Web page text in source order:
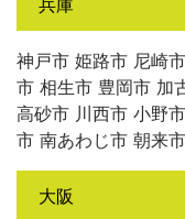
兵庫
神戸市 姫路市 尼崎
市 相生市 豊岡市 加
高砂市 川西市 小野
市 南あわじ市 朝来
大阪